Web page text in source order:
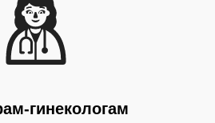
гинекологам